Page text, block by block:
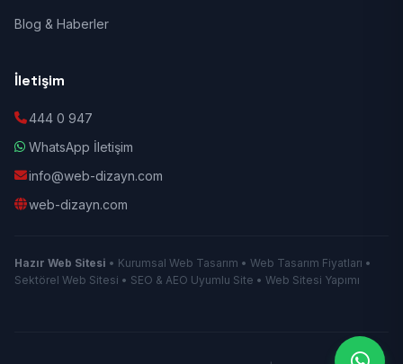
Blog & Haberler
İletişim
444 0 947
WhatsApp İletişim
info@web-dizayn.com
web-dizayn.com
Hazır Web Sitesi • Kurumsal Web Tasarım • Web Tasarım Fiyatları •
Sektörel Web Sitesi • SEO & AEO Uyumlu Site • Web Sitesi Yapımı